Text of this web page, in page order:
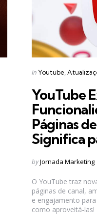
Categories
Posted
inYoutube
YouTube
Páginas
Significa
Posted
byJornada Marketing
O YouTube traz
páginas de canal,
e engajamento
como aproveitá-las!